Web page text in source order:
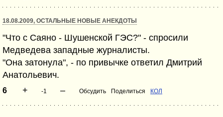
18.08.2009, ОСТАЛЬНЫЕ НОВЫЕ АНЕКДОТЫ
"Что с Саяно - Шушенской ГЭС?" - спросили
Медведева западные журналисты.
"Она затонула", - по привычке ответил Дмитрий
Анатольевич.
6 + -1 – Обсудить Поделиться КОЛ